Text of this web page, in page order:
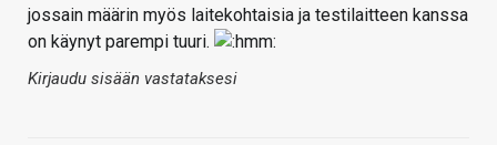
jossain määrin myös laitekohtaisia ja testilaitteen kanssa
on käynyt parempi tuuri.
Kirjaudu sisään vastataksesi